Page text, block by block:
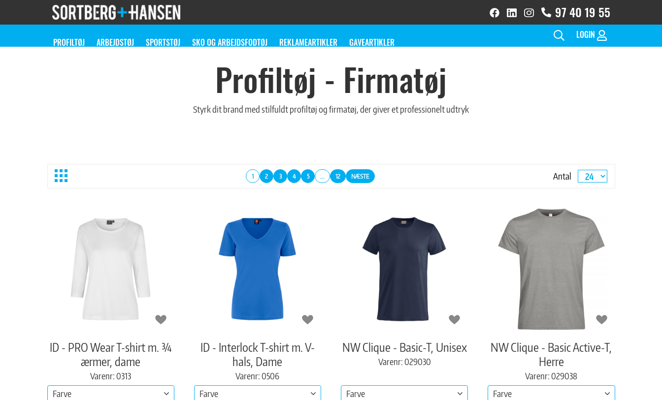
facebook
brands
linkedin
brands
instagram
brands
solid(1)
97 40 19 55
PROFILTØJ ARBEJDSTØJ SPORTSTØJ SKO OG ARBEJDSFODTØJ REKLAMEARTIKLER GAVEARTIKLER
LOGIN
Profiltøj - Firmatøj
Styrk dit brand med stilfuldt profiltøj og firmatøj, der giver et professionelt udtryk
1 2 3 4 5 ... 12 NÆSTE Antal
ID - PRO Wear T-shirt m. ¾
ærmer, dame
Varenr: 0313
Farve
ID - Interlock T-shirt m. V-
hals, Dame
Varenr: 0506
Farve
NW Clique - Basic-T, Unisex
Varenr: 029030
Farve
NW Clique - Basic Active-T,
Herre
Varenr: 029038
Farve